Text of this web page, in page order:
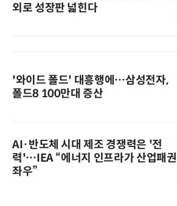
외로 성장판 넓힌다
'와이드 폴드' 대흥행에…삼성전자,
폴드8 100만대 증산
AI·반도체 시대 제조 경쟁력은 '전
력'…IEA “에너지 인프라가 산업패권
좌우”